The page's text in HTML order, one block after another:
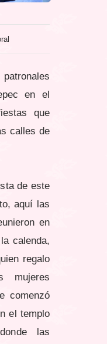
en el
que
calles de
de este
aquí las
en
calenda,
regalo
mujeres
comenzó
el templo
las